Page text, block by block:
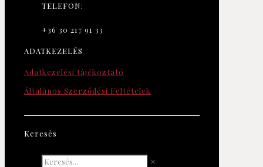
TELEFON:
+36 30 217 91 33
ADATKEZELÉS
Adatkezelési tájékoztató
Általános Szerződési Feltételek
Keresés
✕